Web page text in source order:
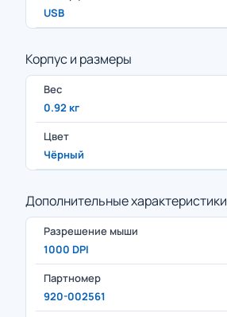
USB
Корпус и размеры
Вес
0.92 кг
Цвет
Чёрный
Дополнительные характеристики
Разрешение мыши
1000 DPI
Партномер
920-002561